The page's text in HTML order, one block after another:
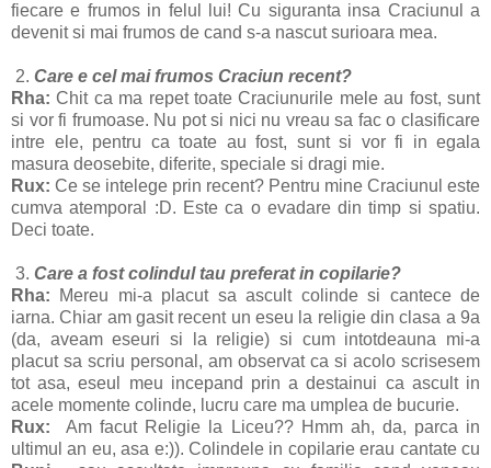
fiecare e frumos in felul lui! Cu siguranta insa Craciunul a
devenit si mai frumos de cand s-a nascut surioara mea.
2. Care e cel mai frumos Craciun recent?
Rha:Chit ca ma repet toate Craciunurile mele au fost, sunt
si vor fi frumoase. Nu pot si nici nu vreau sa fac o clasificare
intre ele, pentru ca toate au fost, sunt si vor fi in egala
masura deosebite, diferite, speciale si dragi mie.
Rux: Ce se intelege prin recent? Pentru mine Craciunul este
cumva atemporal :D. Este ca o evadare din timp si spatiu.
Deci toate.
3. Care a fost colindul tau preferat in copilarie?
Rha: Mereu mi-a placut sa ascult colinde si cantece de
iarna. Chiar am gasit recent un eseu la religie din clasa a 9a
(da, aveam eseuri si la religie) si cum intotdeauna mi-a
placut sa scriu personal, am observat ca si acolo scrisesem
tot asa, eseul meu incepand prin a destainui ca ascult in
acele momente colinde, lucru care ma umplea de bucurie.
Rux:Am facut Religie la Liceu?? Hmm ah, da, parca in
ultimul an eu, asa e:)). Colindele in copilarie erau cantate cu